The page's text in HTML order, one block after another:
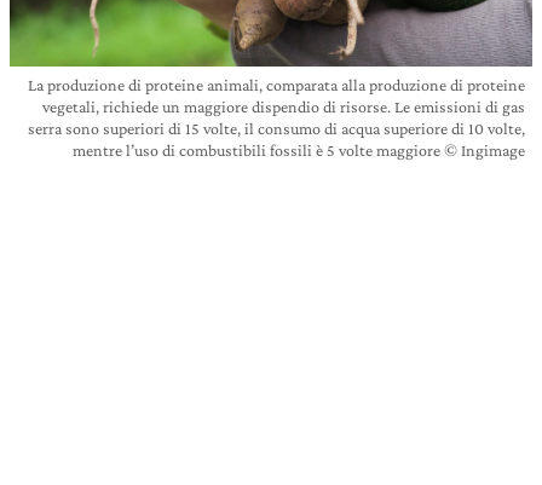
La produzione di proteine animali, comparata alla produzione di proteine
vegetali, richiede un maggiore dispendio di risorse. Le emissioni di gas
serra sono superiori di 15 volte, il consumo di acqua superiore di 10 volte,
mentre l’uso di combustibili fossili è 5 volte maggiore © Ingimage